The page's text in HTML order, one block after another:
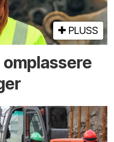
PLUSS